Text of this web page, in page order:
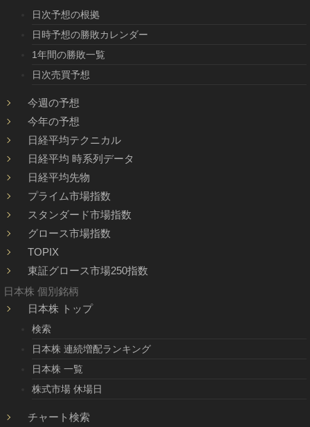
日次予想の根拠
日時予想の勝敗カレンダー
1年間の勝敗一覧
日次売買予想
今週の予想
今年の予想
日経平均テクニカル
日経平均 時系列データ
日経平均先物
プライム市場指数
スタンダード市場指数
グロース市場指数
TOPIX
東証グロース市場250指数
日本株 個別銘柄
日本株 トップ
検索
日本株 連続増配ランキング
日本株 一覧
株式市場 休場日
チャート検索